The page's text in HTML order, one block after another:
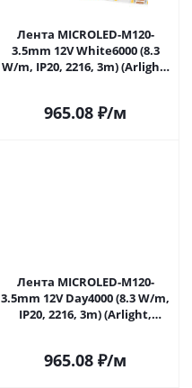
Лента MICROLED-M120-
3.5mm 12V White6000 (8.3
W/m, IP20, 2216, 3m) (Arlight,
965.08 ₽/м
Лента MICROLED-M120-
3.5mm 12V Day4000 (8.3 W/m,
IP20, 2216, 3m) (Arlight,
965.08 ₽/м